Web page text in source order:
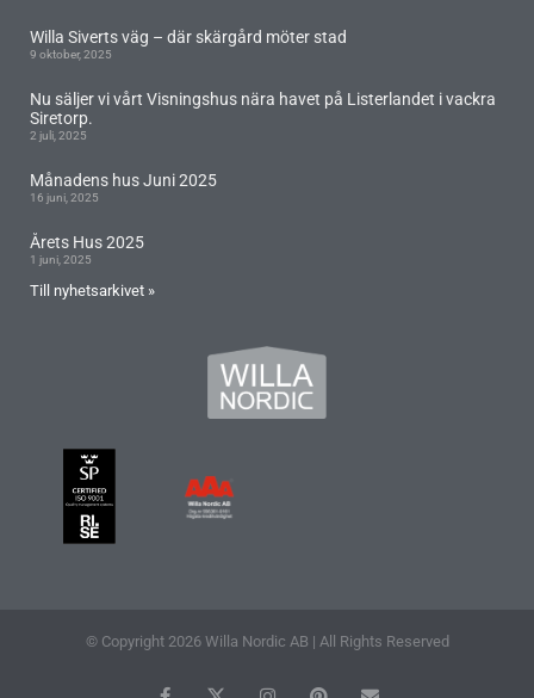
Willa Siverts väg – där skärgård möter stad
9 oktober, 2025
Nu säljer vi vårt Visningshus nära havet på Listerlandet i vackra
Siretorp.
2 juli, 2025
Månadens hus Juni 2025
16 juni, 2025
Årets Hus 2025
1 juni, 2025
Till nyhetsarkivet »
© Copyright 2026 Willa Nordic AB | All Rights Reserved